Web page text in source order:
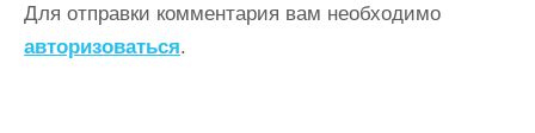
а
ц
Для отправки комментария вам необходимо
авторизоваться.